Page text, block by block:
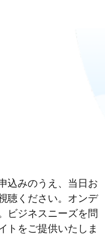
込みのうえ、当日お
聴ください。オンデ
ビジネスニーズを問
トをご提供いたしま